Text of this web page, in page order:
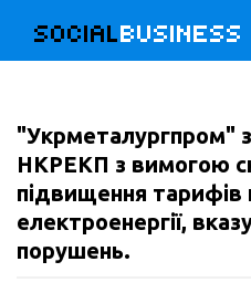
SOCIALBUSINESS
"Укрметалургпром"
НКРЕКП з вимогою
підвищення тарифів
електроенергії,
порушень.